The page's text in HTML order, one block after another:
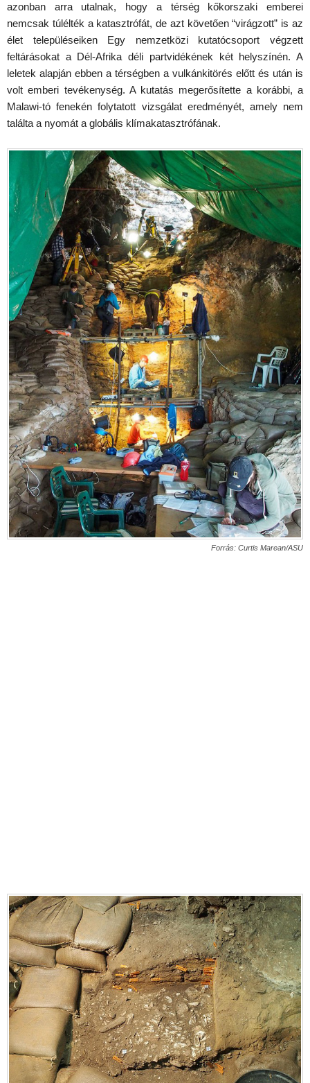
azonban arra utalnak, hogy a térség kőkorszaki emberei
nemcsak túlélték a katasztrófát, de azt követően “virágzott” is az
élet településeiken Egy nemzetközi kutatócsoport végzett
feltárásokat a Dél-Afrika déli partvidékének két helyszínén. A
leletek alapján ebben a térségben a vulkánkitörés előtt és után is
volt emberi tevékenység. A kutatás megerősítette a korábbi, a
Malawi-tó fenekén folytatott vizsgálat eredményét, amely nem
találta a nyomát a globális klímakatasztrófának.
Forrás: Curtis Marean/ASU